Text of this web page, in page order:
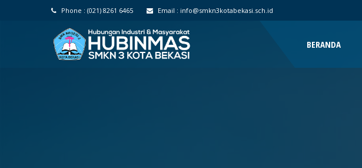
Phone : (021) 8261 6465 Email : info@smkn3kotabekasi.sch.id
BERANDA